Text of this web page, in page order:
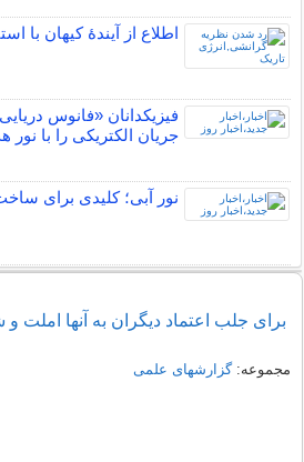
اطلاع از آیندۀ کیهان با
فیزیکدانان «فانوس
جریان الکتریکی را با نور
نور آبی؛ کلیدی برای
برای جلب اعتماد دیگران به آنها املت و
مجموعه:گزارشهای علمی